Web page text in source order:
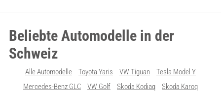
Beliebte Automodelle in der
Schweiz
Alle Automodelle Toyota Yaris VW Tiguan
Tesla Model Y
Mercedes-Benz GLC
VW Golf Skoda Kodiaq
Skoda Karoq